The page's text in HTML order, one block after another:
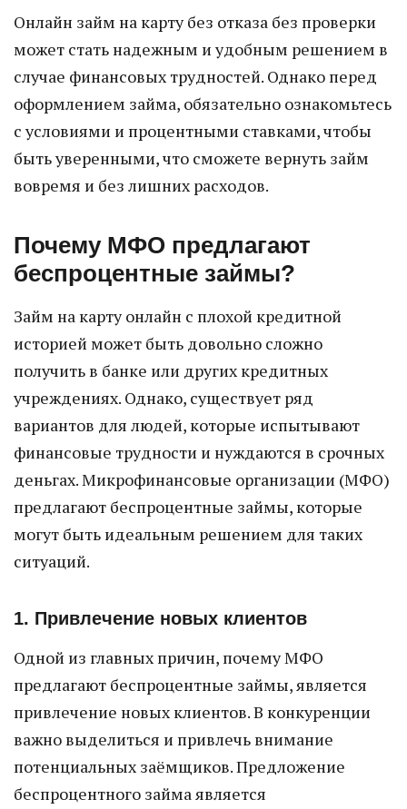
Онлайн займ на карту без отказа без проверки
может стать надежным и удобным решением в
случае финансовых трудностей. Однако перед
оформлением займа, обязательно ознакомьтесь
с условиями и процентными ставками, чтобы
быть уверенными, что сможете вернуть займ
вовремя и без лишних расходов.
Почему МФО предлагают
беспроцентные займы?
Займ на карту онлайн с плохой кредитной
историей может быть довольно сложно
получить в банке или других кредитных
учреждениях. Однако, существует ряд
вариантов для людей, которые испытывают
финансовые трудности и нуждаются в срочных
деньгах. Микрофинансовые организации (МФО)
предлагают беспроцентные займы, которые
могут быть идеальным решением для таких
ситуаций.
1. Привлечение новых клиентов
Одной из главных причин, почему МФО
предлагают беспроцентные займы, является
привлечение новых клиентов. В конкуренции
важно выделиться и привлечь внимание
потенциальных заёмщиков. Предложение
беспроцентного займа является